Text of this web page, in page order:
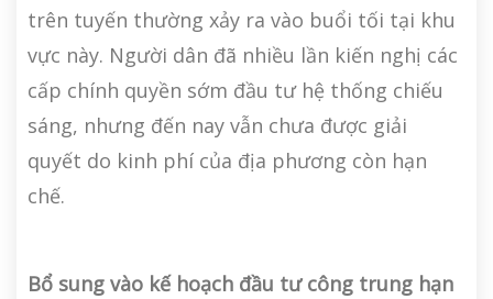
trên tuyến thường xảy ra vào buổi tối tại khu
vực này. Người dân đã nhiều lần kiến nghị các
cấp chính quyền sớm đầu tư hệ thống chiếu
sáng, nhưng đến nay vẫn chưa được giải
quyết do kinh phí của địa phương còn hạn
chế.
Bổ sung vào kế hoạch đầu tư công trung hạn